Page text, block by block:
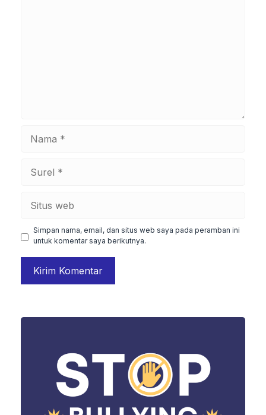
Simpan nama, email, dan situs web saya pada peramban ini
untuk komentar saya berikutnya.